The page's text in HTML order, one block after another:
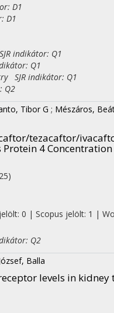
D1
D1
indikátor: Q1
Q1
SJR indikátor: Q1
Q2
Tibor G ; Mészáros,
tezacaftor/
4 Concentration
0 | Scopus jelölt: 1 |
Q2
Balla
levels in